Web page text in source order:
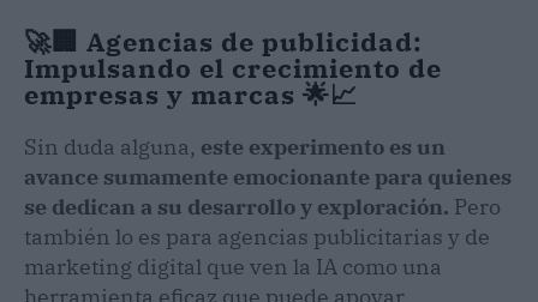
🚀🏢 Agencias de publicidad:
Impulsando el crecimiento de
empresas y marcas 🌟📈
Sin duda alguna, este experimento es un
avance sumamente emocionante para quienes
se dedican a su desarrollo y exploración. Pero
también lo es para agencias publicitarias y de
marketing digital que ven la IA como una